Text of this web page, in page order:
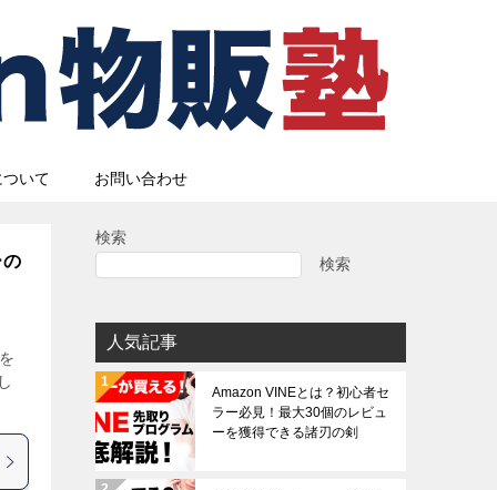
いて お問い合わせ
検索
検索
人気記事
Amazon VINEとは？初心者セ
ラー必見！最大30個のレビュ
ーを獲得できる諸刃の剣